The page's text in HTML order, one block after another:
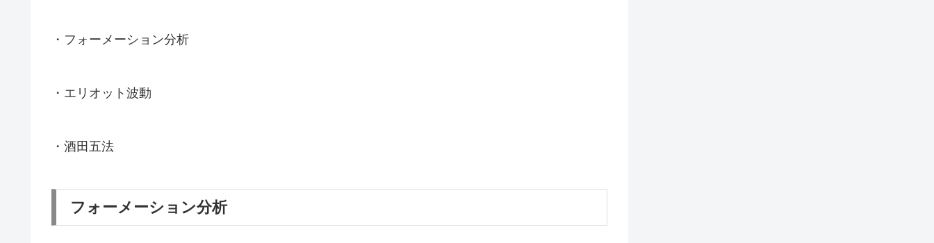
・フォーメーション分析
・エリオット波動
・酒田五法
フォーメーション分析